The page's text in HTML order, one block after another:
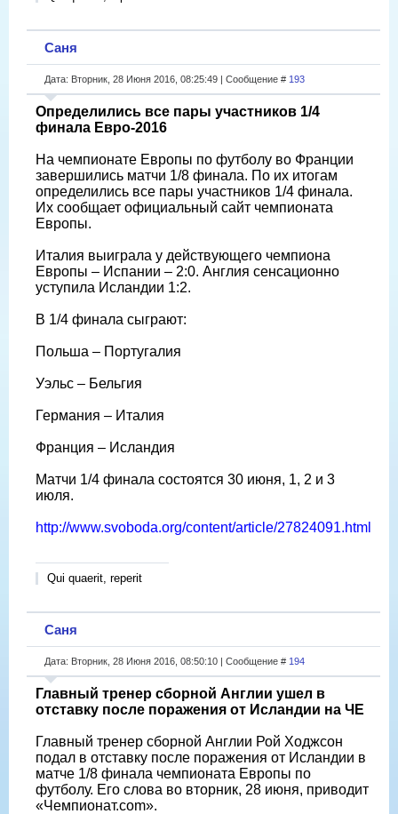
Саня
Дата: Вторник, 28 Июня 2016, 08:25:49 | Сообщение # 193
Определились все пары участников 1/4
финала Евро-2016
На чемпионате Европы по футболу во Франции
завершились матчи 1/8 финала. По их итогам
определились все пары участников 1/4 финала.
Их сообщает официальный сайт чемпионата
Европы.
Италия выиграла у действующего чемпиона
Европы – Испании – 2:0. Англия сенсационно
уступила Исландии 1:2.
В 1/4 финала сыграют:
Польша – Португалия
Уэльс – Бельгия
Германия – Италия
Франция – Исландия
Матчи 1/4 финала состоятся 30 июня, 1, 2 и 3
июля.
http://www.svoboda.org/content/article/27824091.html
Qui quaerit, reperit
Саня
Дата: Вторник, 28 Июня 2016, 08:50:10 | Сообщение # 194
Главный тренер сборной Англии ушел в
отставку после поражения от Исландии на ЧЕ
Главный тренер сборной Англии Рой Ходжсон
подал в отставку после поражения от Исландии в
матче 1/8 финала чемпионата Европы по
футболу. Его слова во вторник, 28 июня, приводит
«Чемпионат.com».